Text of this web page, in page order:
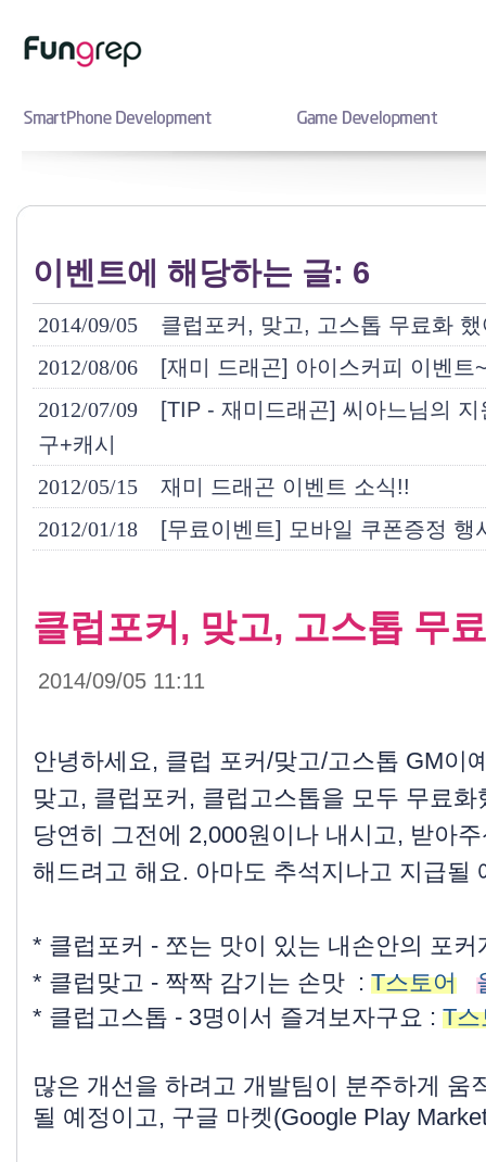
이벤트에 해당하는 글: 6
2014/09/05
클럽포커, 맞고, 고스톱 무료화
2012/08/06
[재미 드래곤] 아이스커피 이벤트
2012/07/09
[TIP - 재미드래곤] 씨아느님의
구+캐시
2012/05/15
재미 드래곤 이벤트 소식!!
2012/01/18
[무료이벤트] 모바일 쿠폰증정 행
클럽포커, 맞고, 고스톱 무
2014/09/05 11:11
안녕하세요, 클럽 포커/맞고/고스톱 GM이
맞고, 클럽포커, 클럽고스톱을 모두 무료화
당연히 그전에 2,000원이나 내시고, 받아
해드려고 해요. 아마도 추석지나고 지급될
* 클럽포커 - 쪼는 맛이 있는 내손안의 포커
* 클럽맞고 - 짝짝 감기는 손맛 : T스토어
* 클럽고스톱 - 3명이서 즐겨보자구요 : T
많은 개선을 하려고 개발팀이 분주하게 움
될 예정이고, 구글 마켓(Google Play